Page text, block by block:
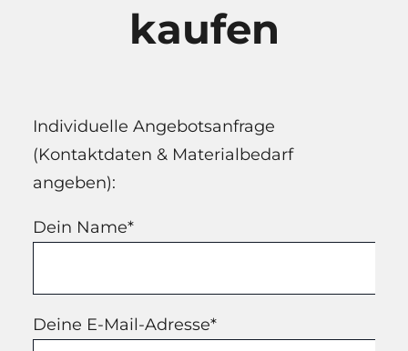
kaufen
Individuelle Angebotsanfrage
(Kontaktdaten & Materialbedarf
angeben):
Dein Name*
Deine E-Mail-Adresse*